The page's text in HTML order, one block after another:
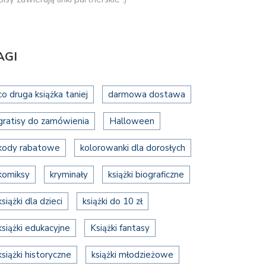
druga książka taniej darmowa dostawa
do zamówienia Halloween
rabatowe kolorowanki dla dorosłych
kryminały książki biograficzne
dla dzieci książki do 10 zł
edukacyjne Książki fantasy
historyczne książki młodzieżowe